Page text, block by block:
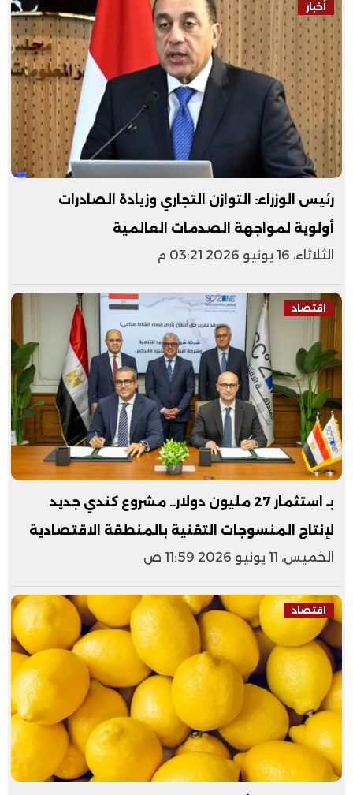
أخبار
رئيس الوزراء: التوازن التجاري وزيادة الصادرات
أولوية لمواجهة الصدمات العالمية
الثلاثاء، 16 يونيو 2026 03:21 م
اقتصاد
بـ استثمار 27 مليون دولار.. مشروع كندي جديد
لإنتاج المنسوجات التقنية بالمنطقة الاقتصادية
الخميس، 11 يونيو 2026 11:59 ص
اقتصاد